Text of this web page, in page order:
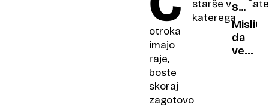
starše
katerega
otroka
imajo
raje,
boste
skoraj
zagotovo
poti
MORJE
Mislite,
da
veste